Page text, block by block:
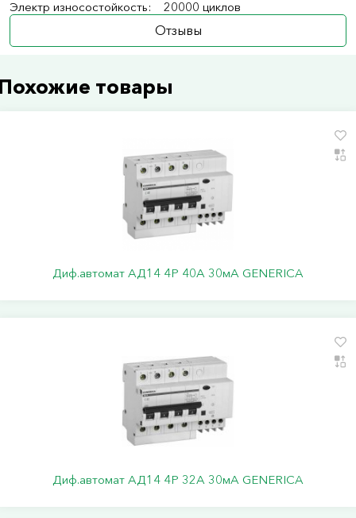
Электр износостойкость: 20000 циклов
Отзывы
товары
Диф.автомат АД14 4Р 40А 30мА GENERICA
Диф.автомат АД14 4Р 32А 30мА GENERICA